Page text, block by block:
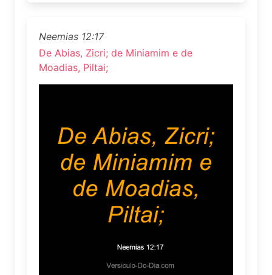
Neemias 12:17
De Abias, Zicri; de Miniamim e de
Moadias, Piltai;